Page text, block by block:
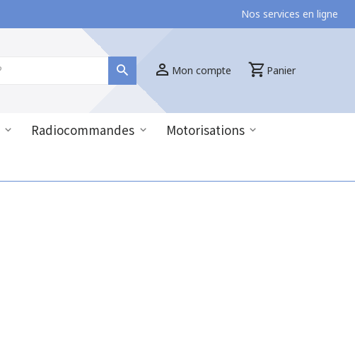
Nos services en ligne
Mon compte Panier
Radiocommandes
Motorisations